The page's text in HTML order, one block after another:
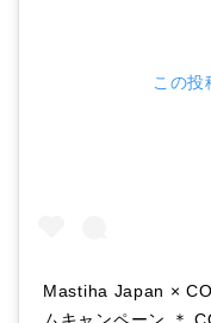
この
Mastiha Japan ×